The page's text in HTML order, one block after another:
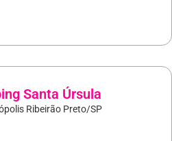
Santa Úrsula
Ribeirão Preto/SP